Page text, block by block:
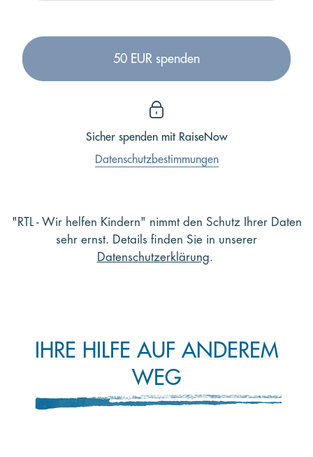
50 EUR spenden
Sicher spenden mit RaiseNow
Datenschutzbestimmungen
"RTL - Wir helfen Kindern" nimmt den Schutz Ihrer Daten
sehr ernst. Details finden Sie in unserer
Datenschutzerklärung.
IHRE HILFE AUF ANDEREM
WEG